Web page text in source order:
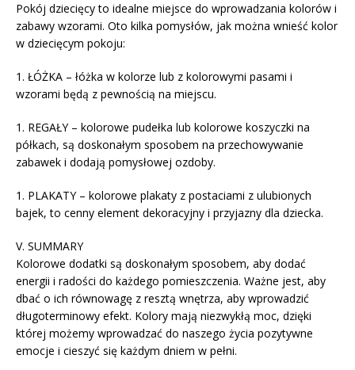
Pokój dziecięcy to idealne miejsce do wprowadzania kolorów i
zabawy wzorami. Oto kilka pomysłów, jak można wnieść kolor
w dziecięcym pokoju:
1. ŁÓŻKA – łóżka w kolorze lub z kolorowymi pasami i
wzorami będą z pewnością na miejscu.
1. REGAŁY – kolorowe pudełka lub kolorowe koszyczki na
półkach, są doskonałym sposobem na przechowywanie
zabawek i dodają pomysłowej ozdoby.
1. PLAKATY – kolorowe plakaty z postaciami z ulubionych
bajek, to cenny element dekoracyjny i przyjazny dla dziecka.
V. SUMMARY
Kolorowe dodatki są doskonałym sposobem, aby dodać
energii i radości do każdego pomieszczenia. Ważne jest, aby
dbać o ich równowagę z resztą wnętrza, aby wprowadzić
długoterminowy efekt. Kolory mają niezwykłą moc, dzięki
której możemy wprowadzać do naszego życia pozytywne
emocje i cieszyć się każdym dniem w pełni.